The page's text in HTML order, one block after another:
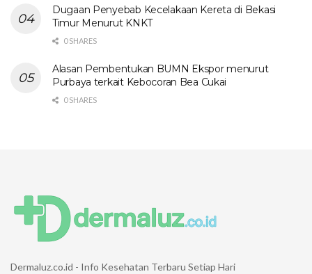
Dugaan Penyebab Kecelakaan Kereta di Bekasi
Timur Menurut KNKT
0 SHARES
Alasan Pembentukan BUMN Ekspor menurut
Purbaya terkait Kebocoran Bea Cukai
0 SHARES
Dermaluz.co.id - Info Kesehatan Terbaru Setiap Hari